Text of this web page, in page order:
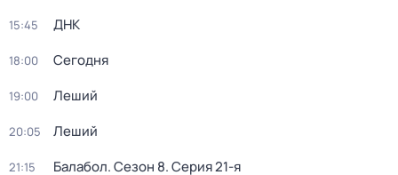
15:45 ДНК
18:00 Сегодня
19:00 Леший
20:05 Леший
21:15 Балабол. Сезон 8. Серия 21-я